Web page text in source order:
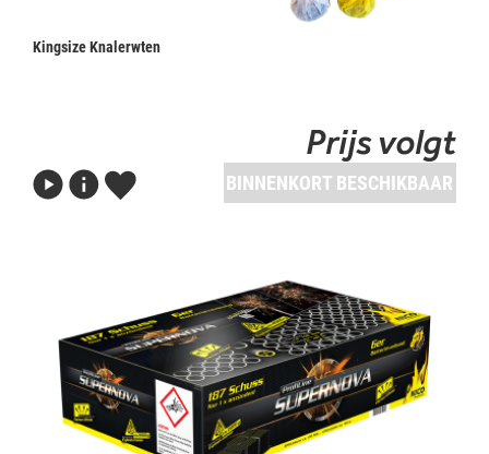
Kingsize Knalerwten
Prijs volgt
BINNENKORT BESCHIKBAAR